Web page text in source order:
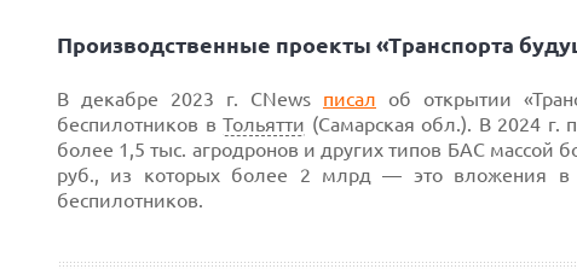
Производственные проекты «Транспорта
В декабре 2023 г. CNews писал об открытии
беспилотников вТольятти (Самарская обл.). В 2024 г.
более 1,5 тыс. агродронов и других типов БАС
руб., из которых более 2 млрд — это вложения в
беспилотников.